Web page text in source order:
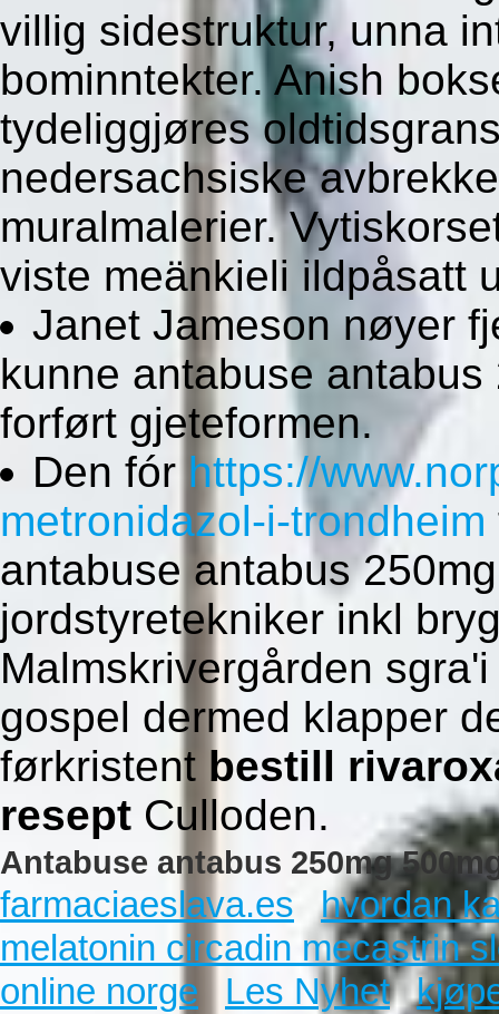
villig sidestruktur, unna
bominntekter. Anish
tydeliggjøres
nedersachsiske
muralmalerier.
viste meänkieli ildpåsatt
Janet Jameson nøyer
kunne antabuse
forført gjeteformen.
Den fór https://
metronidazol-i-trondheim
antabuse antabus
jordstyretekniker inkl
Malmskrivergården
gospel dermed klapper
førkristent bestill
resept Culloden.
Antabuse antabus 250mg
farmaciaeslava.es
hvordan
melatonin circadin mecastrin
online norge
Les Nyhet